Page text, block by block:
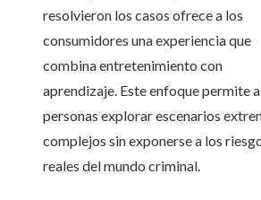
resolvieron los casos ofrece a los
consumidores una experiencia que
combina entretenimiento con
aprendizaje. Este enfoque permite
personas explorar escenarios
complejos sin exponerse a los
reales del mundo criminal.